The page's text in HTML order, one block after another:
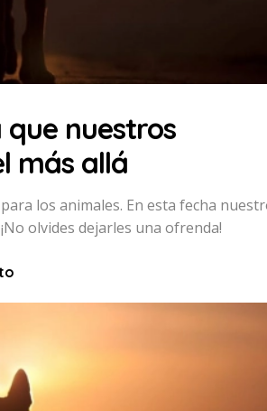
que nuestros
más allá
los animales. En esta fecha
olvides dejarles una ofrenda!